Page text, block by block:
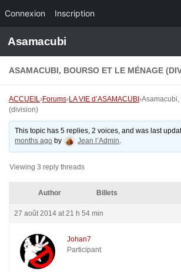
Connexion Inscription
Skip to content
Asamacubi
ASAMACUBI, BOURSO ET LE MÉNAGE
ACCUEIL›Forums›LA VIE d’ASAMACUBI ›
(division)
This topic has 5 replies, 2 voices, and was last
months ago by Jean l’Admin.
Viewing 3 reply threads
Author Billets
27 août 2014 at 21 h 54 min
Johan7
Participant